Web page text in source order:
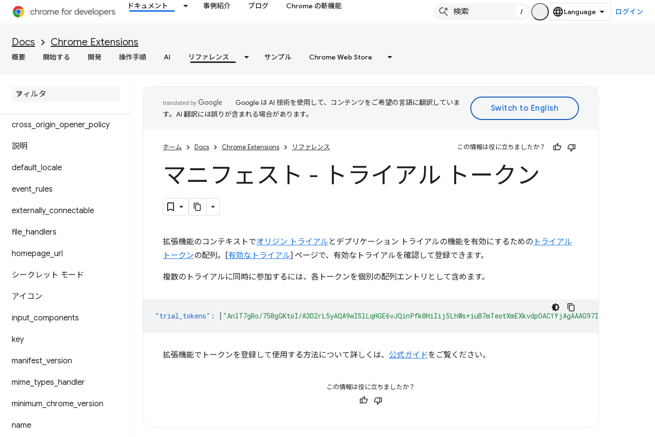
ドキュメント 事例紹介 ブログ Chrome の新機能
/ ログイン
Docs Chrome Extensions
概要 開始する 開発 操作手順 AI リファレンス サンプル Chrome Web Store
Chrome 設定のオーバーライド
background
content_scripts
cross origin opener_ policy
説明
default locale
event rules
externally_ connectable
file handlers
homepage url
シークレット モード
アイコン
input components
key
manifest version
mime types handler
minimum chrome version
name
Google は AI 技術を使用して、コンテンツをご希望の言語に翻訳していま
す。AI 翻訳には誤りが含まれる場合があります。
ホーム Docs Chrome Extensions リファレンス この情報は役に立ちましたか？
マニフェスト - トライアル トークン
拡張機能のコンテキストでオリジン トライアル とデプリケーション トライアルの機能を有効にするための トライアル
トークンの配列。[有効なトライアル] ページで、有効なトライアルを確認して登録できます。
複数のトライアルに同時に参加するには、各トークンを個別の配列エントリとして含めます。
"trial_tokens" : [ "AnlT7gRo/750gGKtoI/
拡張機能でトークンを登録して使用する方法について詳しくは、 公式ガイドをご覧ください。
この情報は役に立ちましたか？